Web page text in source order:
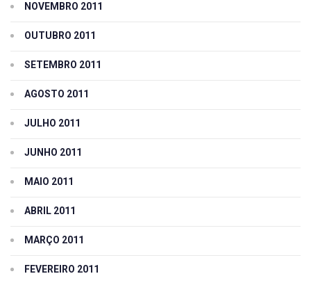
NOVEMBRO 2011
OUTUBRO 2011
SETEMBRO 2011
AGOSTO 2011
JULHO 2011
JUNHO 2011
MAIO 2011
ABRIL 2011
MARÇO 2011
FEVEREIRO 2011